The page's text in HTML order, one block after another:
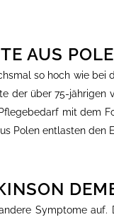
AUS
so hoch wie
der über 75-
mit dem
Polen entlasten
Symptome